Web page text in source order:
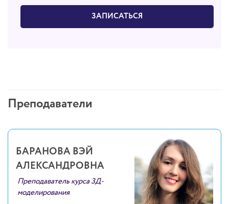
ЗАПИСАТЬСЯ
Преподаватели
БАРАНОВА ВЭЙ
АЛЕКСАНДРОВНА
Преподаватель курса 3Д-
моделирования